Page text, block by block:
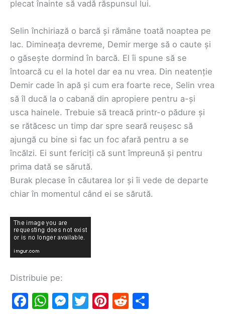
plecat înainte să vadă răspunsul lui.
Selin închiriază o barcă și rămâne toată noaptea pe
lac. Dimineața devreme, Demir merge să o caute și
o găsește dormind în barcă. El îi spune să se
întoarcă cu el la hotel dar ea nu vrea. Din neatenție
Demir cade în apă și cum era foarte rece, Selin vrea
să îl ducă la o cabană din apropiere pentru a-și
usca hainele. Trebuie să treacă printr-o pădure și
se rătăcesc un timp dar spre seară reușesc să
ajungă cu bine si fac un foc afară pentru a se
încălzi. Ei sunt fericiți că sunt împreună și pentru
prima dată se sărută.
Burak plecase în căutarea lor și îi vede de departe
chiar în momentul când ei se sărută.
Distribuie pe:
F
W M T
Pi R